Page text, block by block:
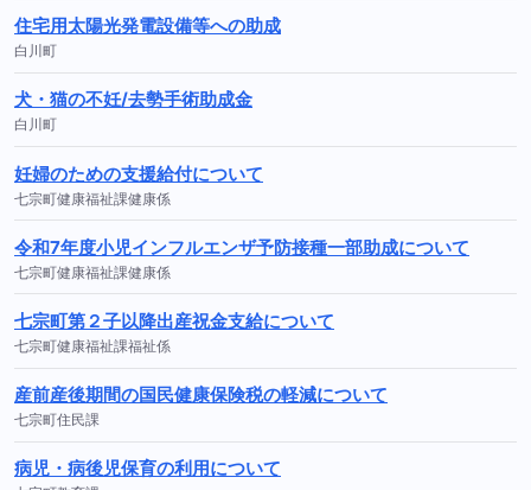
住宅用太陽光発電設備等への助成
白川町
犬・猫の不妊/去勢手術助成金
白川町
妊婦のための支援給付について
七宗町健康福祉課健康係
令和7年度小児インフルエンザ予防接種一部助成について
七宗町健康福祉課健康係
七宗町第２子以降出産祝金支給について
七宗町健康福祉課福祉係
産前産後期間の国民健康保険税の軽減について
七宗町住民課
病児・病後児保育の利用について